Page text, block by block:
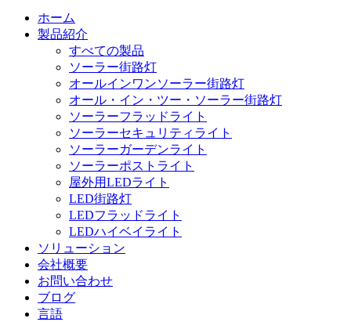
ホーム
製品紹介
すべての製品
ソーラー街路灯
オールインワンソーラー街路灯
オール・イン・ツー・ソーラー街路灯
ソーラーフラッドライト
ソーラーセキュリティライト
ソーラーガーデンライト
ソーラーポストライト
屋外用LEDライト
LED街路灯
LEDフラッドライト
LEDハイベイライト
ソリューション
会社概要
お問い合わせ
ブログ
言語